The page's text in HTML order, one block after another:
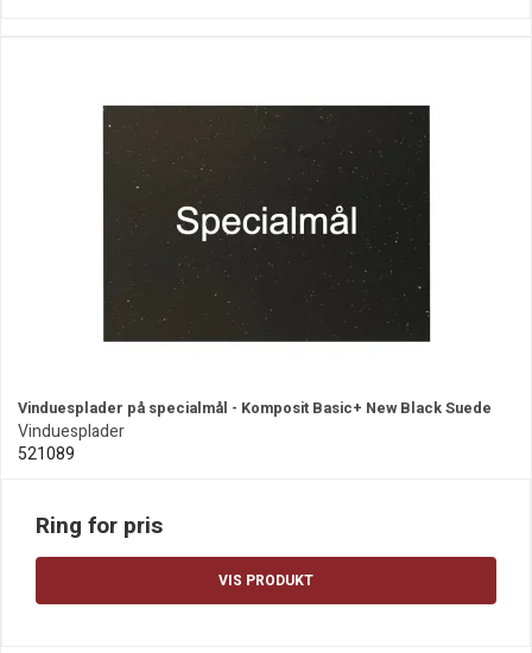
Vinduesplader på specialmål - Komposit Basic+ New Black Suede
Vinduesplader
521089
Ring for pris
VIS PRODUKT